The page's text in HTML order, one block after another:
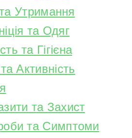
Утримання
та Одяг
та Гігієна
та Активність
та Захист
та Симптоми